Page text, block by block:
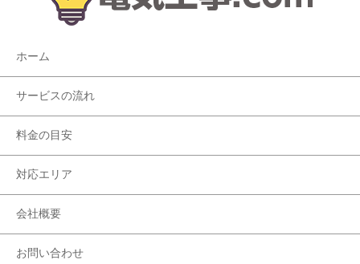
ホーム
サービスの流れ
料金の目安
対応エリア
会社概要
お問い合わせ